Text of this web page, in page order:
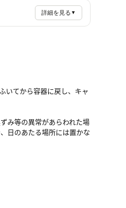
詳細を見る ▼
いてから容器に戻し、キャ
み等の異常があらわれた場
日のあたる場所には置かな